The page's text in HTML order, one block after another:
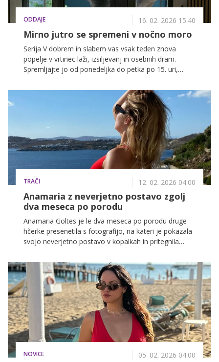
ODDAJE 16. 02. 2026 15.40
Mirno jutro se spremeni v nočno moro
Serija V dobrem in slabem vas vsak teden znova
popelje v vrtinec laži, izsiljevanj in osebnih dram.
Spremljajte jo od ponedeljka do petka po 15. uri,
tednu.
TRAČI 12. 02. 2026 04.00
Anamaria z neverjetno postavo zgolj
dva meseca po porodu
Anamaria Goltes je le dva meseca po porodu druge
hčerke presenetila s fotografijo, na kateri je pokazala
svojo neverjetno postavo v kopalkah in pritegnila
NOVICE 05. 02. 2026 04.00